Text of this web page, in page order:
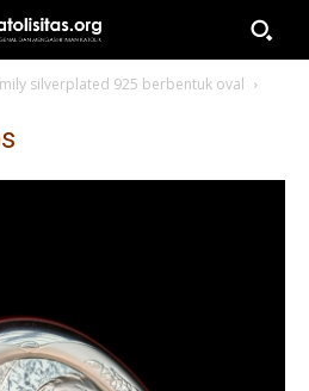
silverplated 925 berbentuk oval